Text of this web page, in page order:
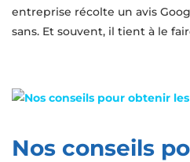
entreprise récolte un avis
sans. Et souvent, il tient à le
Nos conseils